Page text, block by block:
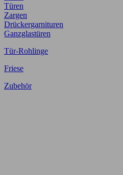
Türen
Zargen
Drückergarnituren
Ganzglastüren
Tür-Rohlinge
Friese
Zubehör